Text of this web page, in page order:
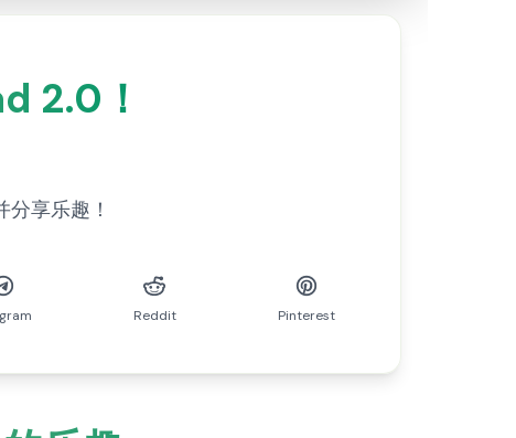
2.0！
享乐趣！
Reddit Pinterest